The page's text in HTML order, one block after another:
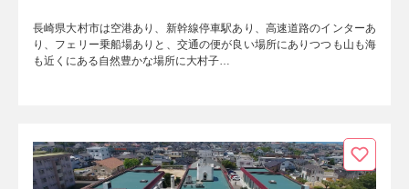
長崎県大村市は空港あり、新幹線停車駅あり、高速道路のインターあ
り、フェリー乗船場ありと、交通の便が良い場所にありつつも山も海
も近くにある自然豊かな場所に大村子…